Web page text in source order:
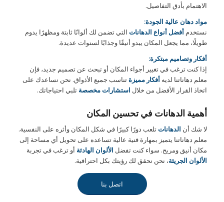
الاهتمام بأدق التفاصيل.
مواد دهان عالية الجودة:
نستخدم أفضل أنواع الدهاناتالتي تضمن لك ألوانًا ثابتة ومظهرًا يدوم
طويلًا، مما يجعل المكان يبدو أنيقًا وجذابًا لسنوات عديدة.
أفكار وتصاميم مبتكرة:
إذا كنت ترغب في تغيير أجواء المكان أو تبحث عن تصميم جديد، فإن
معلم دهاناتنا لديه أفكار مميزةتناسب جميع الأذواق. نحن نساعدك على
اتخاذ القرار الأفضل من خلال استشارات مخصصة تلبي احتياجاتك.
أهمية الدهانات في تحسين المكان
لا شك أن الدهاناتتلعب دورًا كبيرًا في شكل المكان وأثره على النفسية.
معلم دهاناتنا يتميز بمهارة فنية عالية تساعده على تحويل أي مساحة إلى
مكان أنيق ومريح. سواء كنت تفضل الألوان الهادئة أو ترغب في تجربة
الألوان الجريئة، نحن نحقق لك رؤيتك بكل احترافية.
اتصل بنا